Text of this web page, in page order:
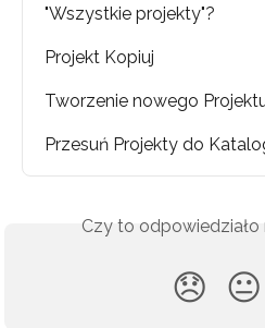
"Wszystkie projekty"?
Projekt Kopiuj
Tworzenie nowego
Przesuń Projekty do
Czy to
😞 😐